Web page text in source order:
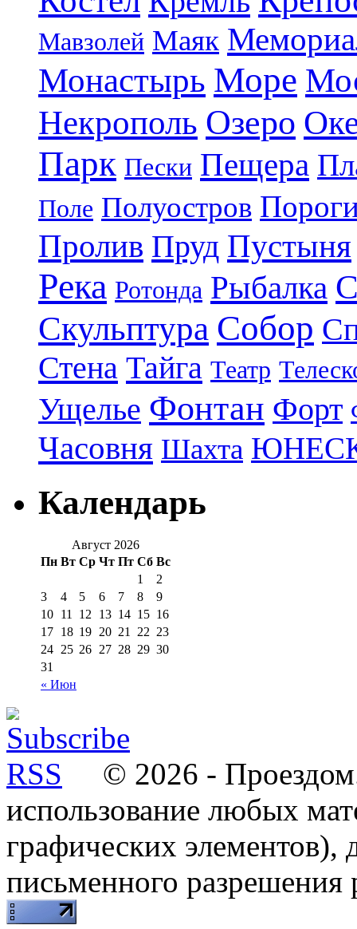
Мавзолей Маяк
Монастырь Море
Некрополь Озеро
Парк Пески Пещера
Поле Полуостров
Пролив Пруд Пустыня
Река Ротонда Рыбалка
Скульптура Собор
Стена Тайга Театр
Ущелье Фонтан Форт
Часовня Шахта
Календарь
Август 2026
Пн Вт Ср Чт Пт Сб Вс
« Июн
1
2
3
4 5 6 7 8
9
10 11 12 13 14 15 16
17 18 19 20 21 22 23
24 25 26 27 28 29 30
31
© 2026 -
использование любых
графических элементов),
письменного разрешения